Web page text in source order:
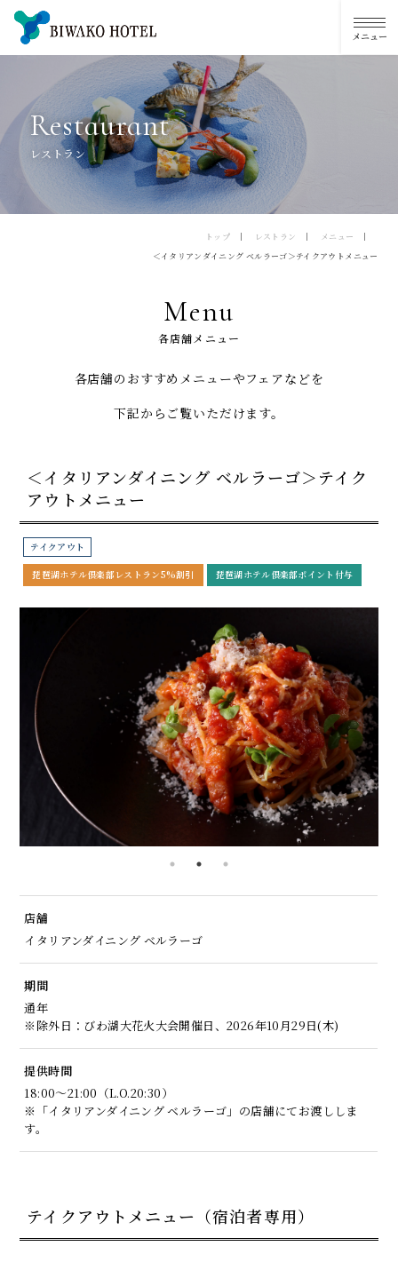
Restaurant
レストラン
トップ レストラン
メニュー
＜イタリアンダイニング ベルラーゴ＞テイクアウトメニュー
Menu
各店舗メニュー
各店舗のおすすめメニューやフェアなどを
下記からご覧いただけます。
＜イタリアンダイニング ベルラーゴ＞テイク
アウトメニュー
テイクアウト
琵琶湖ホテル倶楽部レストラン5%割引 琵琶湖ホテル倶楽部ポイント付与
店舗
イタリアンダイニング ベルラーゴ
期間
通年
※除外日：びわ湖大花火大会開催日、2026年10月29日(木)
提供時間
18:00～21:00（L.O.20:30）
※「イタリアンダイニング ベルラーゴ」の店舗にてお渡ししま
す。
テイクアウトメニュー（宿泊者専用）